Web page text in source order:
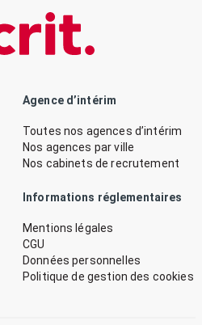
Agence d’intérim
Toutes nos agences d’intérim
Nos agences par ville
Nos cabinets de recrutement
Informations réglementaires
Mentions légales
CGU
Données personnelles
Politique de gestion des cookies